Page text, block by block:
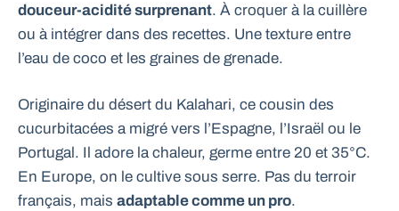
douceur-acidité surprenant. À croquer à la cuillère
ou à intégrer dans des recettes. Une texture entre
l’eau de coco et les graines de grenade.
Originaire du désert du Kalahari, ce cousin des
cucurbitacées a migré vers l’Espagne, l’Israël ou le
Portugal. Il adore la chaleur, germe entre 20 et 35°C.
En Europe, on le cultive sous serre. Pas du terroir
français, mais adaptable comme un pro.